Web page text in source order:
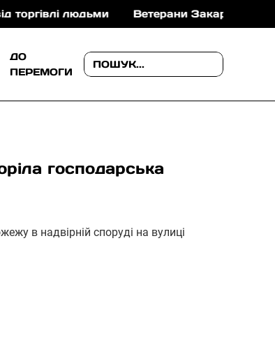
Ветерани Закарпаття можуть
ДО
ПЕРЕМОГИ
господарська
в надвірній споруді на вулиці